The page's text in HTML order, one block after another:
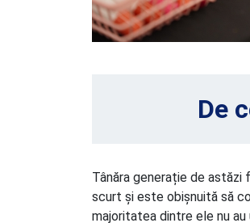
De
Tânăra generație de
scurt și este obișnuită să
majoritatea dintre ele nu